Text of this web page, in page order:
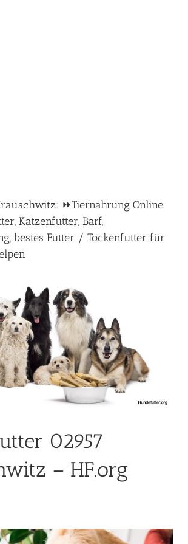
⏩Tiernahrung Online
Katzenfutter, Barf,
bestes Futter / Tockenfutter für
02957
– HF.org